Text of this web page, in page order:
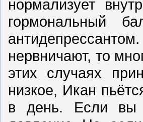
нормализует
гормональный
нервничают, то
этих случаях
низкое, Икан
в день. Если вы